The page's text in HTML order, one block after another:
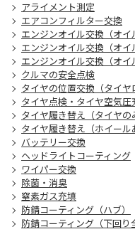
アライメント測定
エアコンフィルター交換
エンジンオイル交換（オイ
エンジンオイル交換（オイ
エンジンオイル交換（オイ
クルマの安全点検
タイヤの位置交換（タイヤ
タイヤ点検・タイヤ空気圧
タイヤ履き替え（タイヤの
タイヤ履き替え（ホイール
バッテリー交換
ヘッドライトコーティング
ワイパー交換
除菌・消臭
窒素ガス充填
防錆コーティング（ハブ）
防錆コーティング（下回り